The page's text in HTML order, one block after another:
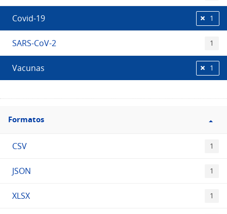
Covid-19 1
SARS-CoV-2 1
Vacunas 1
Filtro
Formatos
Formatos
CSV 1
JSON 1
XLSX 1